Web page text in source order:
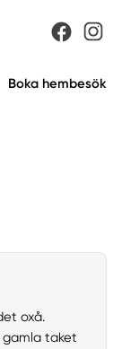
Boka hembesök
oxå.
taket